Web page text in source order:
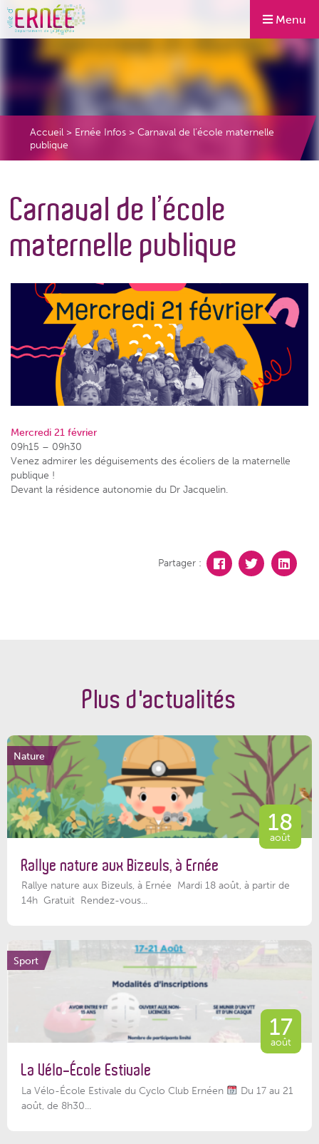
Menu
Accueil > Ernée Infos > Carnaval de l’école maternelle
publique
Carnaval de l’école
maternelle publique
Mercredi 21 février
09h15 – 09h30
Venez admirer les déguisements des écoliers de la maternelle
publique !
Devant la résidence autonomie du Dr Jacquelin.
Partager :
Plus d'actualités
Nature
18
août
Rallye nature aux Bizeuls, à Ernée
Rallye nature aux Bizeuls, à Ernée Mardi 18 août, à partir de
14h Gratuit Rendez-vous...
Sport
17
août
La Vélo-École Estivale
La Vélo-École Estivale du Cyclo Club Ernéen
Du 17 au 21
août, de 8h30...